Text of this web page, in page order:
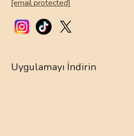
[email protected]
Uygulamayı İndirin